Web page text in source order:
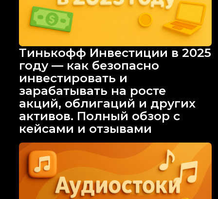
Тинькофф Инвестиции в 2025
году — как безопасно
инвестировать и
зарабатывать на росте
акций, облигаций и других
активов. Полный обзор с
кейсами и отзывами